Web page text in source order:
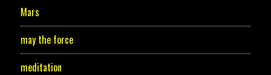
Mars
may the force
meditation